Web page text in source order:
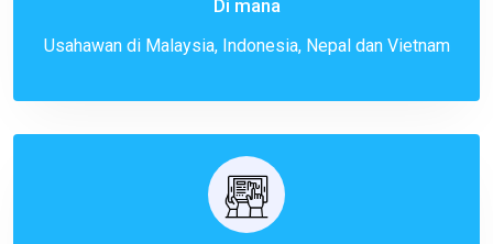
Di mana
Usahawan di Malaysia, Indonesia, Nepal dan Vietnam